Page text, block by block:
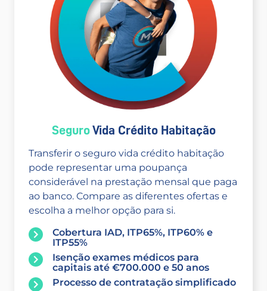
SeguroVida Crédito Habitação
Transferir o seguro vida crédito habitação
pode representar uma poupança
considerável na prestação mensal que paga
ao banco. Compare as diferentes ofertas e
escolha a melhor opção para si.
Cobertura IAD, ITP65%, ITP60% e
ITP55%
Isenção exames médicos para
capitais até €700.000 e 50 anos
Processo de contratação simplificado